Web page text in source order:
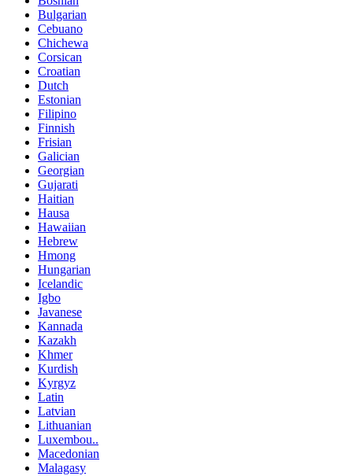
Bulgarian
Cebuano
Chichewa
Corsican
Croatian
Dutch
Estonian
Filipino
Finnish
Frisian
Galician
Georgian
Gujarati
Haitian
Hausa
Hawaiian
Hebrew
Hmong
Hungarian
Icelandic
Igbo
Javanese
Kannada
Kazakh
Khmer
Kurdish
Kyrgyz
Latin
Latvian
Lithuanian
Luxembou..
Macedonian
Malagasy